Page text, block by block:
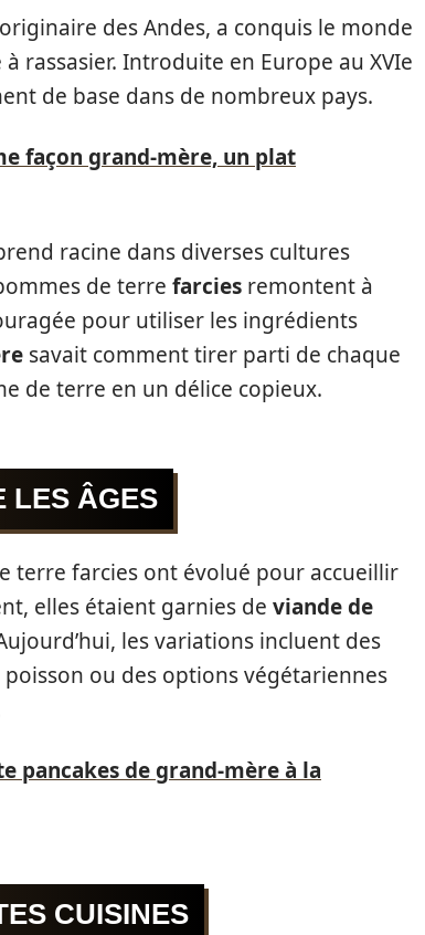
des Andes, a conquis le monde
rassasier. Introduite en Europe au XVIe
de base dans de nombreux pays.
façon grand-mère, un plat
racine dans diverses cultures
de terre farcies remontent à
pour utiliser les ingrédients
savait comment tirer parti de chaque
de terre en un délice copieux.
LES ÂGES
terre farcies ont évolué pour accueillir
elles étaient garnies de viande de
les variations incluent des
poisson ou des options végétariennes
pancakes de grand-mère à la
CUISINES